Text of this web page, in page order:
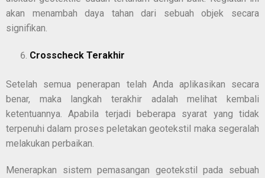
akan menambah daya tahan dari sebuah objek secara
signifikan.
Crosscheck Terakhir
Setelah semua penerapan telah Anda aplikasikan secara
benar, maka langkah terakhir adalah melihat kembali
ketentuannya. Apabila terjadi beberapa syarat yang tidak
terpenuhi dalam proses peletakan geotekstil maka segeralah
melakukan perbaikan.
Menerapkan sistem pemasangan geotekstil pada sebuah